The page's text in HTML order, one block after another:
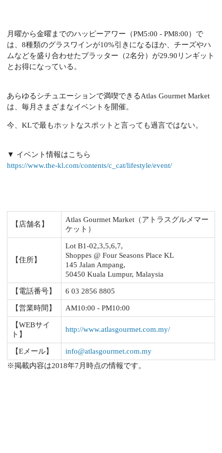
月曜から金曜までのハッピーアワー（PM5:00 - PM8:00）で
は、 8種類のグラスワインが10%引きになるほか、チーズやハ
ムなどを盛り合わせたプラッター（2名分）が29.90リンギット
とお得になっている。
あらゆるシチュエーションで満喫できるAtlas Gourmet Market
は、毎月さまざまなイベントを開催。
今、 KLで最もホットなスポットと言っても過言ではない。
▼ イベント情報はこちら
https://www.the-kl.com/contents/c_cat/lifestyle/event/
【店舗名】
Atlas Gourmet Market（アトラスグルメマー
ケット）
【住所】
Lot B1-02,3,5,6,7,
Shoppes @ Four Seasons Place KL
145 Jalan Ampang,
50450 Kuala Lumpur, Malaysia
【電話番号】 6 03 2856 8805
【営業時間】 AM10:00 - PM10:00
【WEBサイ
ト】
http://www.atlasgourmet.com.my/
【Eメール】
info@atlasgourmet.com.my
※掲載内容は2018年7月時点の情報です。